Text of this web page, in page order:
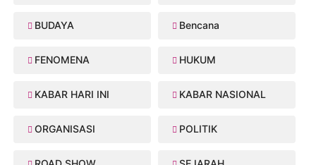
BUDAYA Bencana
FENOMENA HUKUM
KABAR HARI INI KABAR NASIONAL
ORGANISASI POLITIK